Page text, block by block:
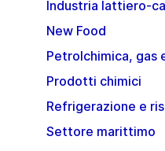
Industria lattiero-
New Food
Petrolchimica, gas
Prodotti chimici
Refrigerazione e
Settore marittimo